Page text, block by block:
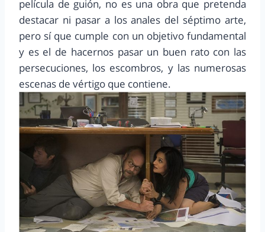
película de guión, no es una obra que pretenda
destacar ni pasar a los anales del séptimo arte,
pero sí que cumple con un objetivo fundamental
y es el de hacernos pasar un buen rato con las
persecuciones, los escombros, y las numerosas
escenas de vértigo que contiene.